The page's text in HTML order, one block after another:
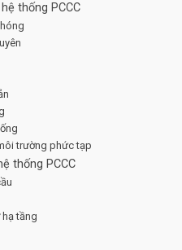
thống PCCC
trường phức tạp
thống PCCC
tầng